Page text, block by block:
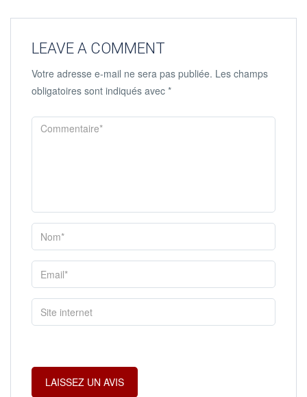
LEAVE A COMMENT
Votre adresse e-mail ne sera pas publiée. Les champs
obligatoires sont indiqués avec *